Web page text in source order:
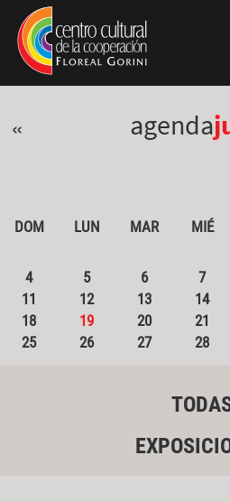
Pasar al contenido principal
Jump to main content
« agenda
DOM LUN MAR MIÉ
4
5 6 7
11
12 13 14
18
19 20 21
25
26 27 28